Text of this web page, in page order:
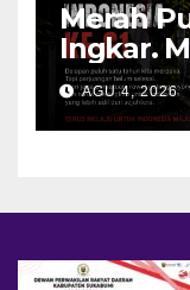
Merah
Ingkar.
Terasa
AGU 4, 2026